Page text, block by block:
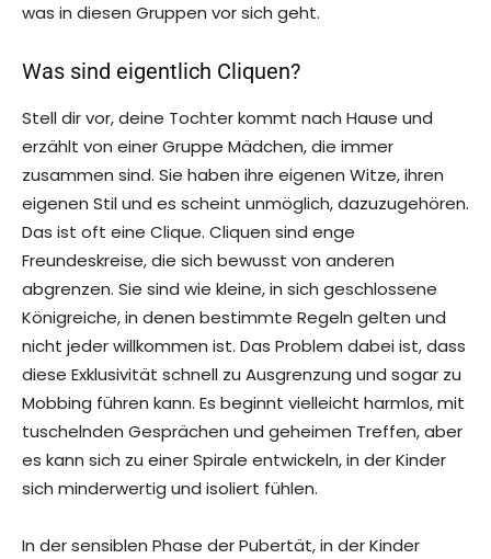
was in diesen Gruppen vor sich geht.
Was sind eigentlich Cliquen?
Stell dir vor, deine Tochter kommt nach Hause und
erzählt von einer Gruppe Mädchen, die immer
zusammen sind. Sie haben ihre eigenen Witze, ihren
eigenen Stil und es scheint unmöglich, dazuzugehören.
Das ist oft eine Clique. Cliquen sind enge
Freundeskreise, die sich bewusst von anderen
abgrenzen. Sie sind wie kleine, in sich geschlossene
Königreiche, in denen bestimmte Regeln gelten und
nicht jeder willkommen ist. Das Problem dabei ist, dass
diese Exklusivität schnell zu Ausgrenzung und sogar zu
Mobbing führen kann. Es beginnt vielleicht harmlos, mit
tuschelnden Gesprächen und geheimen Treffen, aber
es kann sich zu einer Spirale entwickeln, in der Kinder
sich minderwertig und isoliert fühlen.
In der sensiblen Phase der Pubertät, in der Kinder